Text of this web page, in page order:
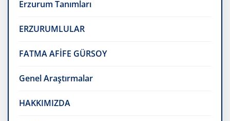
Erzurum Tanımları
ERZURUMLULAR
FATMA AFİFE GÜRSOY
Genel Araştırmalar
HAKKIMIZDA